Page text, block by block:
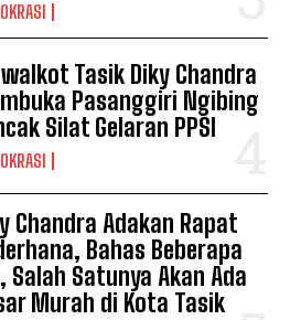
Tasik Diky Chandra
Pasanggiri Ngibing
Silat Gelaran PPSI
Chandra Adakan Rapat
Bahas Beberapa
Salah Satunya Akan Ada
Murah di Kota Tasik